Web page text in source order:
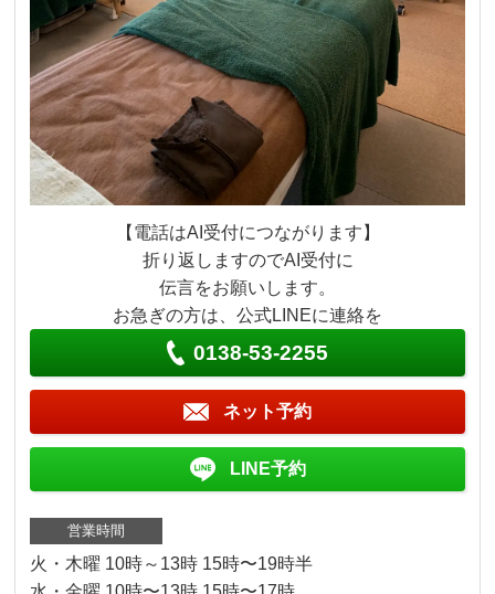
【電話はAI受付につながります】
折り返しますのでAI受付に
伝言をお願いします。
お急ぎの方は、公式LINEに連絡を
0138-53-2255
ネット予約
LINE予約
営業時間
火・木曜 10時～13時 15時〜19時半